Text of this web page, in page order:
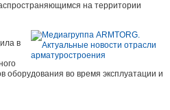
на территории
в
оборудования во время эксплуатации и